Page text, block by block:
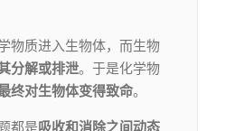
物质进入生物体，而生物
分解或排泄。于是化学物
终对生物体变得致命。
都是吸收和消除之间动态